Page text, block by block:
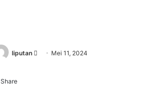
liputan Mei 11, 2024
Share